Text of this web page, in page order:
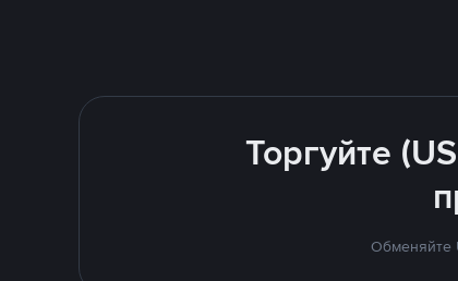
Торгуйте
Обменяйте